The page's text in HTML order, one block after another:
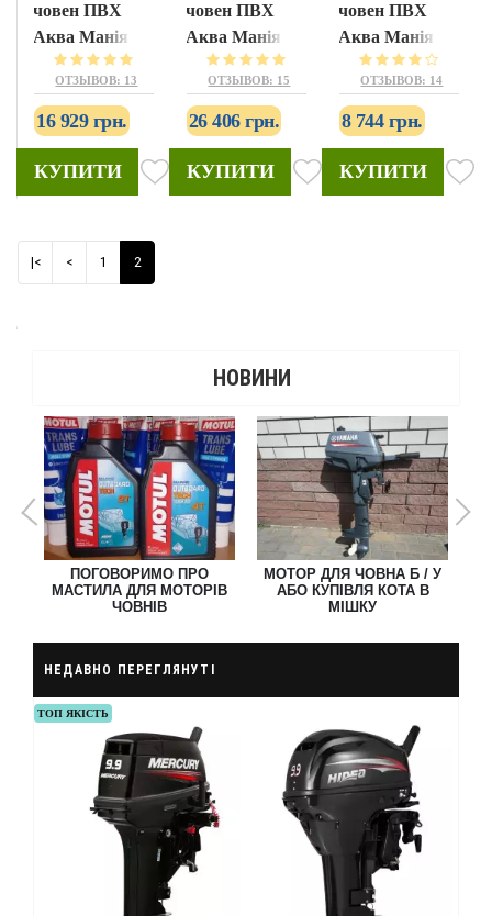
човен ПВХ
Аква Манія
АМ-270
ОТЗЫВОВ: 13
16 929 грн.
КУПИТИ
човен ПВХ
Аква Манія
АМК-270
ОТЗЫВОВ: 15
26 406 грн.
КУПИТИ
човен ПВХ
Аква Манія
А-190
ОТЗЫВОВ: 14
8 744 грн.
КУПИТИ
|< < 1 2
ПОГОВОРИМО ПРО
МАСТИЛА ДЛЯ МОТОРІВ
ЧОВНІВ
МОТОР ДЛЯ ЧОВНА Б / У
АБО КУПІВЛЯ КОТА В
МІШКУ
НЕДАВНО ПЕРЕГЛЯНУТІ
ТОП ЯКІСТЬ